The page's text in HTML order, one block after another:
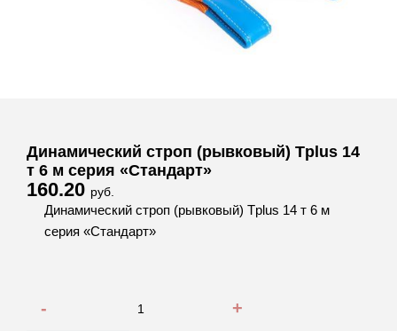
Динамический строп (рывковый) Tplus 14
т 6 м серия «Стандарт»
160.20 руб.
Динамический строп (рывковый) Tplus 14 т 6 м
серия «Стандарт»